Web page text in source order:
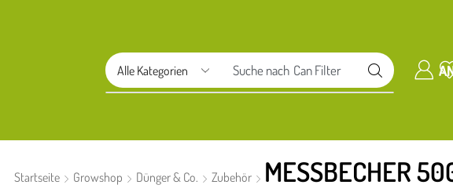
Suche nach Aptus
Startseite Growshop Dünger & Co. Zubehör MESSBECHER